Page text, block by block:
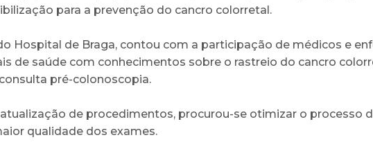
para a prevenção do cancro colorretal.
Hospital de Braga, contou com a participação de médicos e
de saúde com conhecimentos sobre o rastreio do cancro
pré-colonoscopia.
de procedimentos, procurou-se otimizar o processo
qualidade dos exames.